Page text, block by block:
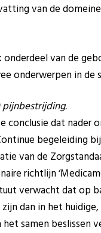
van de
van de
onderwerpen in de
pijnbestrijding.
conclusie dat nader
begeleiding
van de
richtlijn
verwacht dat op
dan in het
samen beslissen